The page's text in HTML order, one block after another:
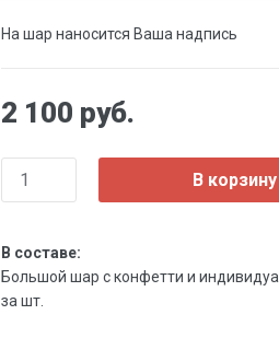
На шар наносится Ваша надпись
2 100 руб.
В корзину
В составе:
Большой шар с конфетти и
за шт.